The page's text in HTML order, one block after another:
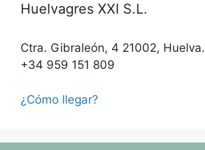
Huelvagres XXI S.L.
Ctra. Gibraleón, 4 21002, Huelva.
+34 959 151 809
¿Cómo llegar?